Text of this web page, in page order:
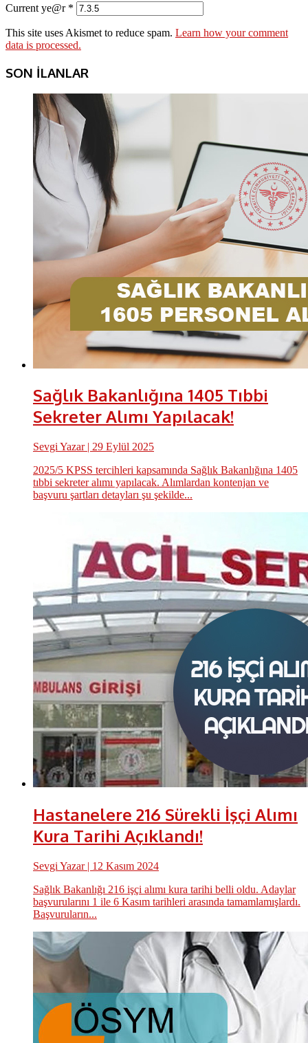
Current ye@r *
This site uses Akismet to reduce spam. Learn how your comment
data is processed.
SON İLANLAR
Sağlık Bakanlığına 1405 Tıbbi
Sekreter Alımı Yapılacak!
Sevgi Yazar| 29 Eylül 2025
2025/5 KPSS tercihleri kapsamında Sağlık Bakanlığına 1405
tıbbi sekreter alımı yapılacak. Alımlardan kontenjan ve
başvuru şartları detayları şu şekilde...
Hastanelere 216 Sürekli İşçi Alımı
Kura Tarihi Açıklandı!
Sevgi Yazar| 12 Kasım 2024
Sağlık Bakanlığı 216 işçi alımı kura tarihi belli oldu. Adaylar
başvurularını 1 ile 6 Kasım tarihleri arasında tamamlamışlardı.
Başvuruların...